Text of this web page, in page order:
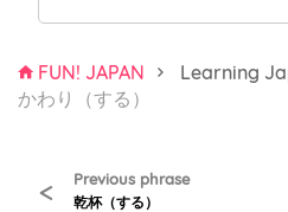
FUN! JAPAN Learning
かわり（する）
< Previous phrase
乾杯（する）